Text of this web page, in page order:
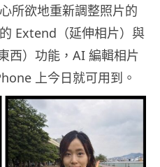
所欲地重新調整照片的
Extend（延伸相片）與
西）功能，AI 編輯相片
上今日就可用到。